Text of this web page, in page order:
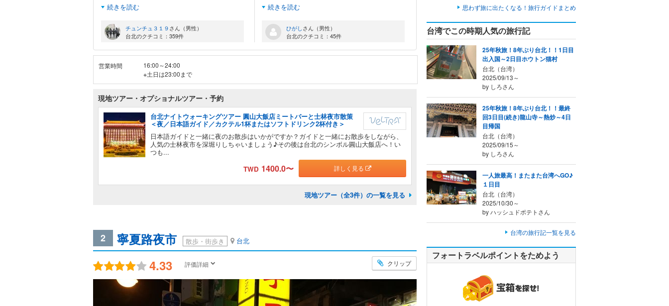
続きを読む
チュンチュ３１９さん（男性）
台北のクチコミ：359件
続きを読む
ひがしさん（男性）
台北のクチコミ：45件
営業時間
16:00～24:00
※土日は23:00まで
現地ツアー・オプショナルツアー・予約
台北ナイトウォーキングツアー 圓山大飯店ミートバーと士林夜市散策
＜夜／日本語ガイド／カクテル1杯またはソフトドリンク2杯付き＞
日本語ガイドと一緒に夜のお散歩はいかがですか？ガイドと一緒にお散歩をしながら、
人気の士林夜市を深堀りしちゃいましょう♪その後は台北のシンボル圓山大飯店へ！い
つも...
TWD 1400.0〜 詳しく見る
現地ツアー（全3件）の一覧を見る
2 寧夏路夜市 散歩・街歩き 台北
4.33 評価詳細 クリップ
思わず旅に出たくなる！旅行ガイドまとめ
台湾でこの時期人気の旅行記
25年秋旅！8年ぶり台北！！1日目
出入国～2日目ホウトン猫村
台北（台湾）
2025/09/13～
by しろさん
25年秋旅！8年ぶり台北！！最終
回3日目(続き)龍山寺～熱炒～4日
目帰国
台北（台湾）
2025/09/15～
by しろさん
一人旅最高！またまた台湾へGO♪
１日目
台北（台湾）
2025/10/30～
by ハッシュドポテトさん
台湾の旅行記一覧を見る
フォートラベルポイントをためよう